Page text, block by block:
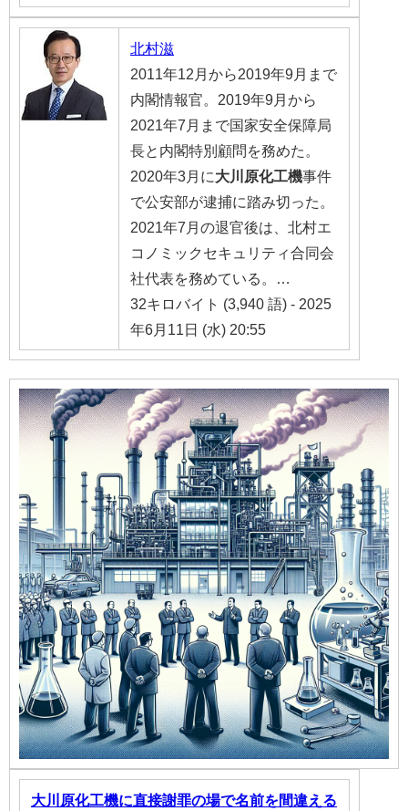
北村滋
2011年12月から2019年9月まで
内閣情報官。2019年9月から
2021年7月まで国家安全保障局
長と内閣特別顧問を務めた。
2020年3月に大川原化工機事件
で公安部が逮捕に踏み切った。
2021年7月の退官後は、北村エ
コノミックセキュリティ合同会
社代表を務めている。…
32キロバイト (3,940 語) - 2025
年6月11日 (水) 20:55
大川原化工機に直接謝罪の場で名前を間違える